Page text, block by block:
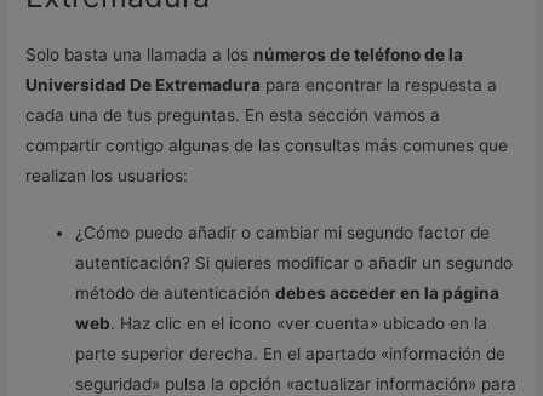
Solo basta una llamada a los números de teléfono de la
Universidad De Extremadura para encontrar la respuesta a
cada una de tus preguntas. En esta sección vamos a
compartir contigo algunas de las consultas más comunes que
realizan los usuarios:
¿Cómo puedo añadir o cambiar mi segundo factor de
autenticación? Si quieres modificar o añadir un segundo
método de autenticacióndebes acceder en la página
web. Haz clic en el icono «ver cuenta» ubicado en la
parte superior derecha. En el apartado «información de
seguridad» pulsa la opción «actualizar información» para